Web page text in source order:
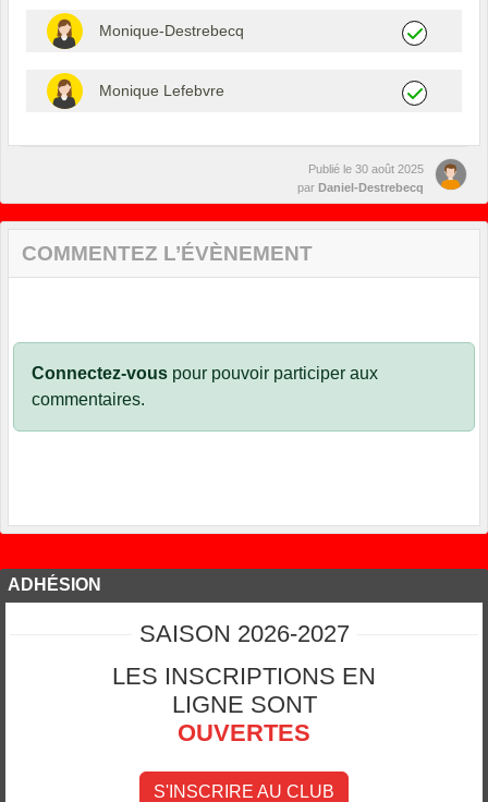
Monique-Destrebecq
Monique Lefebvre
Publié le 30 août 2025
par Daniel-Destrebecq
COMMENTEZ L’ÉVÈNEMENT
Connectez-vous pour pouvoir participer aux
commentaires.
ADHÉSION
SAISON 2026-2027
LES INSCRIPTIONS EN
LIGNE SONT
OUVERTES
S'INSCRIRE AU CLUB